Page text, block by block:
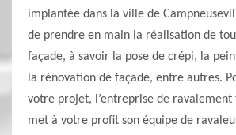
implantée dans la ville de
de prendre en main la réalisation de
façade, à savoir la pose de crépi, la
la rénovation de façade, entre autres.
votre projet, l’entreprise de ravalement
met à votre profit son équipe de